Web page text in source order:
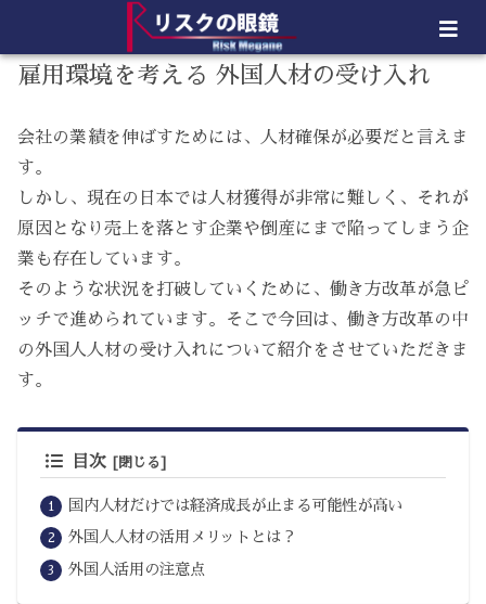
雇用環境を考える 外国人材の受け入れ
会社の業績を伸ばすためには、人材確保が必要だと言えま
す。
しかし、現在の日本では人材獲得が非常に難しく、それが
原因となり売上を落とす企業や倒産にまで陥ってしまう企
業も存在しています。
そのような状況を打破していくために、働き方改革が急ピ
ッチで進められています。そこで今回は、働き方改革の中
の外国人人材の受け入れについて紹介をさせていただきま
す。
目次
国内人材だけでは経済成長が止まる可能性が高い
外国人人材の活用メリットとは？
外国人活用の注意点